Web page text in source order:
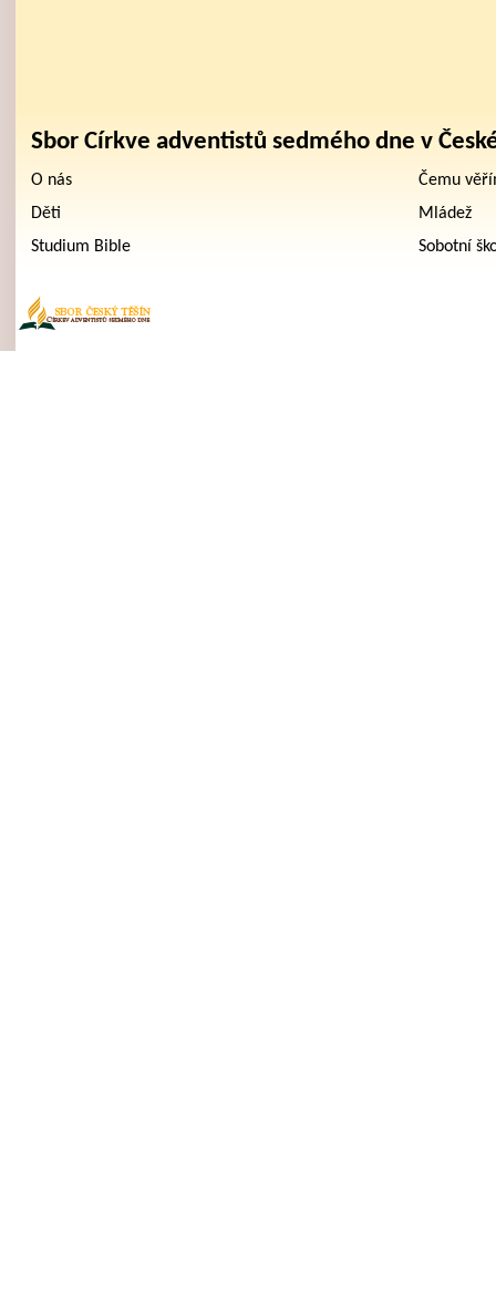
Sbor Církve adventistů sedmého dne v
O nás
Čemu
Děti
Mládež
Studium Bible
Sobotní